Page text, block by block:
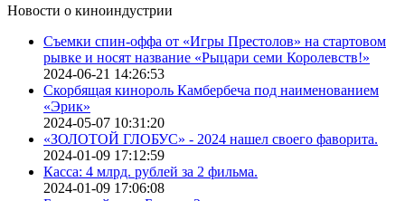
Новости о киноиндустрии
Съемки спин-оффа от «Игры Престолов» на стартовом
рывке и носят название «Рыцари семи Королевств!»
2024-06-21 14:26:53
Скорбящая кинороль Камбербеча под наименованием
«Эрик»
2024-05-07 10:31:20
«ЗОЛОТОЙ ГЛОБУС» - 2024 нашел своего фаворита.
2024-01-09 17:12:59
Касса: 4 млрд. рублей за 2 фильма.
2024-01-09 17:06:08